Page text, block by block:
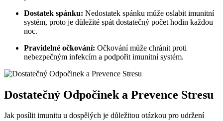
Dostatek spánku: Nedostatek spánku může oslabit imunitní
systém, proto je důležité spát dostatečný počet hodin každou
noc.
Pravidelné očkování: Očkování může chránit proti
nebezpečným infekcím a podpořit imunitní systém.
Dostatečný Odpočinek a Prevence Stresu
Jak posílit imunitu u dospělých je důležitou otázkou pro udržení